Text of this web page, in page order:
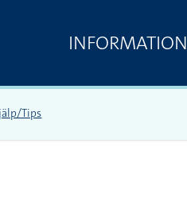
INFORMATION
Tips